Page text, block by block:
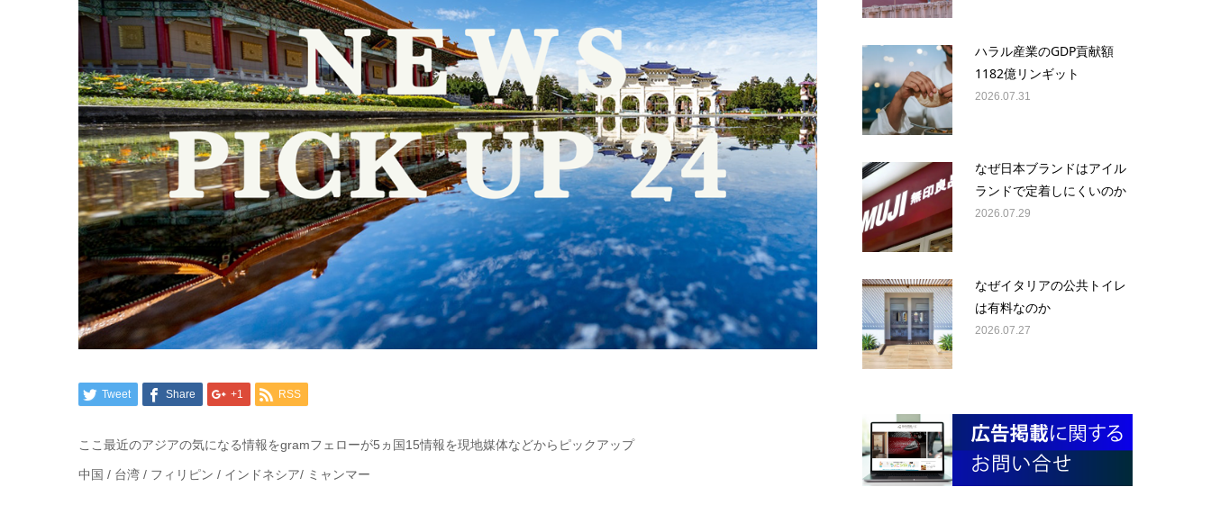
Tweet Share +1 RSS
ここ最近のアジアの気になる情報をgramフェローが5ヵ国15情報を現地媒体などからピックアップ
中国 / 台湾 / フィリピン / インドネシア/ ミャンマー
ハラル産業のGDP貢献額
1182億リンギット
2026.07.31
なぜ日本ブランドはアイル
ランドで定着しにくいのか
2026.07.29
なぜイタリアの公共トイレ
は有料なのか
2026.07.27